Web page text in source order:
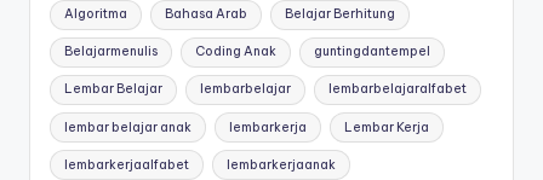
k
s
h
e
anak
tk
lembar
aktivitas
worksheet
Algoritma Bahasa Arab Belajar Berhitung
Belajarmenulis Coding Anak guntingdantempel
Lembar Belajar lembarbelajar lembarbelajaralfabet
lembar belajar anak lembarkerja Lembar Kerja
lembarkerjaalfabet lembarkerjaanak